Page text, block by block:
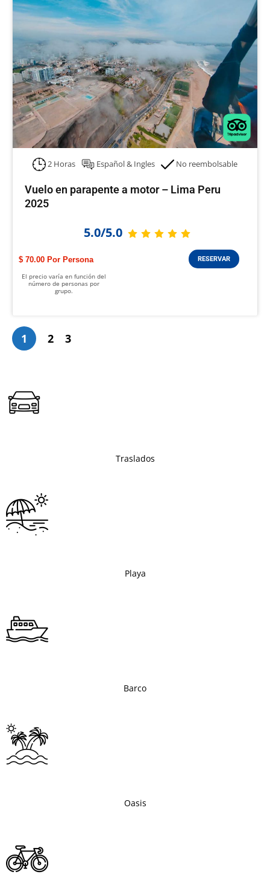
2 Horas Español & Ingles No reembolsable
Vuelo en parapente a motor – Lima Peru
2025
5.0/5.0
$ 70.00
El precio varía en función del
número de personas por
grupo.
RESERVAR
1 2 3
Traslados
Playa
Barco
Oasis